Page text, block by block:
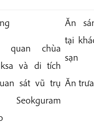
quan chùa
và di tích
sát vũ trụ
Seokguram
Ăn
tại
sạn
Ăn trưa